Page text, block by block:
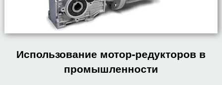
Использование мотор-редукторов в
промышленности